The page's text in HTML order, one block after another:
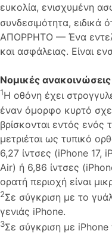
ευκολία, ενισχυμένη
συνδεσιμότητα, ειδικά
ΑΠΟΡΡΗΤΟ — Ένα
και ασφάλειας. Είναι
Νομικές ανακοινώσεις
1Η οθόνη έχει
έναν όμορφο κυρτό
βρίσκονται εντός ενός
μετριέται ως τυπικό
6,27 ίντσες (iPhone 17,
Air) ή 6,86 ίντσες
ορατή περιοχή είναι
2Σε σύγκριση με το
γενιάς iPhone.
3Σε σύγκριση με